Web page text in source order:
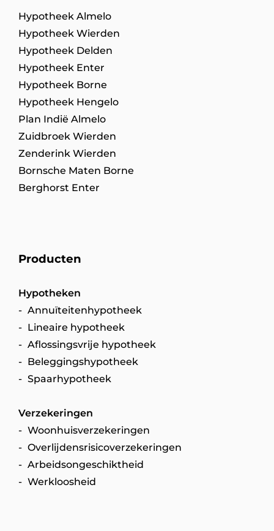
Hypotheek Almelo
Hypotheek Wierden
Hypotheek Delden
Hypotheek Enter
Hypotheek Borne
Hypotheek Hengelo
Plan Indië Almelo
Zuidbroek Wierden
Zenderink Wierden
Bornsche Maten Borne
Berghorst Enter
Producten
Hypotheken
Annuïteitenhypotheek
Lineaire hypotheek
Aflossingsvrije hypotheek
Beleggingshypotheek
Spaarhypotheek
Verzekeringen
Woonhuisverzekeringen
Overlijdensrisicoverzekeringen
Arbeidsongeschiktheid
Werkloosheid